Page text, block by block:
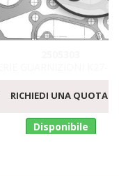
RICHIEDI UNA
Disponibile